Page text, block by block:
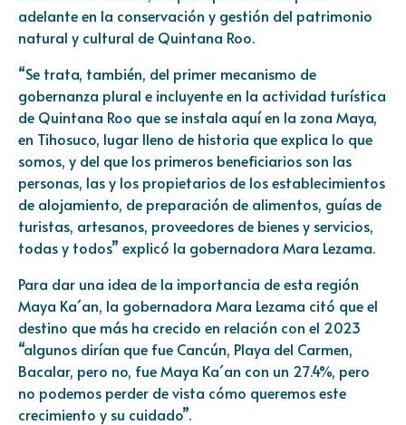
adelante en la conservación y gestión del patrimonio
natural y cultural de Quintana Roo.
“Se trata, también, del primer mecanismo de
gobernanza plural e incluyente en la actividad turística
de Quintana Roo que se instala aquí en la zona Maya,
en Tihosuco, lugar lleno de historia que explica lo que
somos, y del que los primeros beneficiarios son las
personas, las y los propietarios de los establecimientos
de alojamiento, de preparación de alimentos, guías de
turistas, artesanos, proveedores de bienes y servicios,
todas y todos” explicó la gobernadora Mara Lezama.
Para dar una idea de la importancia de esta región
Maya Ka´an, la gobernadora Mara Lezama citó que el
destino que más ha crecido en relación con el 2023
“algunos dirían que fue Cancún, Playa del Carmen,
Bacalar, pero no, fue Maya Ka´an con un 27.4%, pero
no podemos perder de vista cómo queremos este
crecimiento y su cuidado”.